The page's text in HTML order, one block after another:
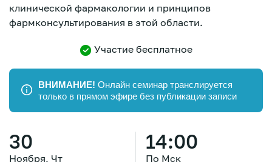
Зарегистрироваться
30
Ноября, Чт
14:00
По Мск
клинической фармакологии и принципов
фармконсультирования в этой области.
Участие бесплатное
ВНИМАНИЕ! Онлайн семинар транслируется
только в прямом эфире без публикации записи